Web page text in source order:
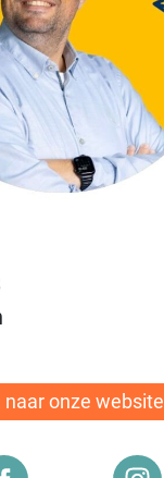
naar onze website